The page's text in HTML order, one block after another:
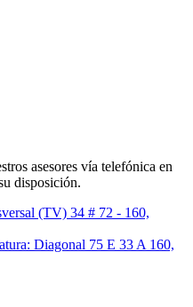
asesores vía telefónica en
disposición.
(TV) 34 # 72 - 160,
Diagonal 75 E 33 A 160,